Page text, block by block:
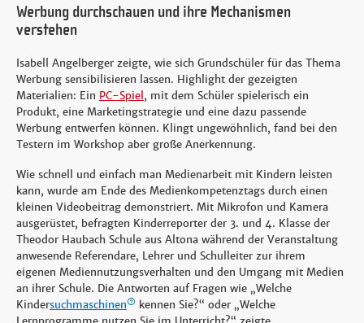
Werbung durchschauen und ihre Mechanismen
verstehen
Isabell Angelberger zeigte, wie sich Grundschüler für das Thema
Werbung sensibilisieren lassen. Highlight der gezeigten
Materialien: Ein PC-Spiel , mit dem Schüler spielerisch ein
Produkt, eine Marketingstrategie und eine dazu passende
Werbung entwerfen können. Klingt ungewöhnlich, fand bei den
Testern im Workshop aber große Anerkennung.
Wie schnell und einfach man Medienarbeit mit Kindern leisten
kann, wurde am Ende des Medienkompetenztags durch einen
kleinen Videobeitrag demonstriert. Mit Mikrofon und Kamera
ausgerüstet, befragten Kinderreporter der 3. und 4. Klasse der
Theodor Haubach Schule aus Altona während der Veranstaltung
anwesende Referendare, Lehrer und Schulleiter zur ihrem
eigenen Mediennutzungsverhalten und den Umgang mit Medien
an ihrer Schule. Die Antworten auf Fragen wie „Welche
Kindersuchmaschinen
kennen Sie?“ oder „Welche